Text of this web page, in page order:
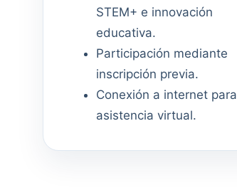
STEM+ e innovación
educativa.
Participación mediante
inscripción previa.
Conexión a internet para
asistencia virtual.